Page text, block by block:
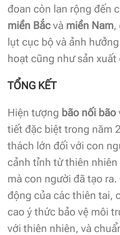
đoan còn lan rộng đến
miền Bắc và miền Nam,
lụt cục bộ và ảnh
hoạt cũng như sản
TỔNG KẾT
Hiện tượng bão nối bão
tiết đặc biệt trong năm
thách lớn đối với con
cảnh tỉnh từ thiên nhiên
mà con người đã tạo
động của các thiên tai,
cao ý thức bảo vệ môi
với thiên nhiên, và